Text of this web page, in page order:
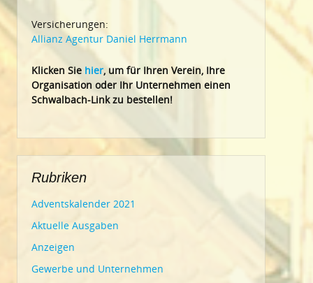
Versicherungen:
Allianz Agentur Daniel Herrmann
Klicken Sie hier, um für Ihren Verein, Ihre
Organisation oder Ihr Unternehmen einen
Schwalbach-Link zu bestellen!
Rubriken
Adventskalender 2021
Aktuelle Ausgaben
Anzeigen
Gewerbe und Unternehmen